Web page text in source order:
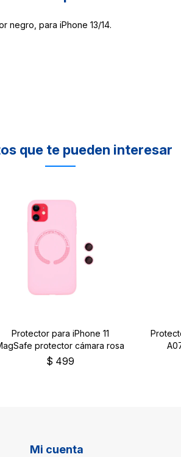
negro, para iPhone 13/14.
que te pueden interesar
Protector para iPhone 11
protector cámara rosa
$ 499
Mi cuenta